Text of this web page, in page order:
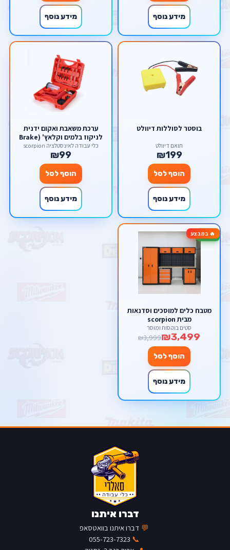
מידע נוסף מידע נוסף
בוסטר לסוללות דיוולט
תואם דיוולט
₪199
הוסף לסל
מידע נוסף
ערכת משאבת ואקום ידנית
לניקוז בלמים וקלאץ' (Brake
Bleeder Kit) – לעבודה קלה
לאדם אחד מבית סקורפיון
כלי עבודה לאינסטלציה scorpion
₪99
הוסף לסל
מידע נוסף
🔥 במבצע-13%
מטבח כלים למוסכים וסדנאות
מבית scorpion
סטים בוקסות ומוסך
₪3,499
₪3,999
הוסף לסל
מידע נוסף
דברו איתנו
💬 דברו איתנו בוואטסאפ
📞
055-723-7323